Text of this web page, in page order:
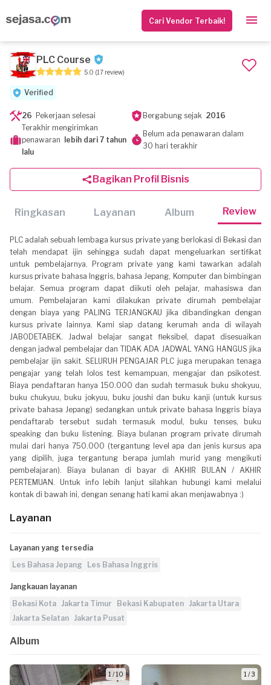
Cari Vendor Terbaik!
PLC Course
5.0 (17 review)
Verified
26 Pekerjaan selesai Bergabung sejak 2016
Terakhir mengirimkan
penawaran
lebih dari 7 tahun
lalu
Belum ada penawaran dalam
30 hari terakhir
Bagikan Profil Bisnis
Ringkasan Layanan Album Review
PLC adalah sebuah lembaga kursus private yang berlokasi di Bekasi dan
telah mendapat ijin sehingga sudah dapat mengeluarkan sertifikat
untuk pembelajarnya. Program private yang kami tawarkan adalah
kursus private bahasa Inggris, bahasa Jepang, Komputer dan bimbingan
belajar. Semua program dapat diikuti oleh pelajar, mahasiswa dan
umum. Pembelajaran kami dilakukan private dirumah pembelajar
dengan biaya yang PALING TERJANGKAU jika dibandingkan dengan
kursus private lainnya. Kami siap datang kerumah anda di wilayah
JABODETABEK. Jadwal belajar sangat fleksibel, dapat disesuaikan
dengan jadwal pembelajar dan TIDAK ADA JADWAL YANG HANGUS jika
pembelajar ijin sakit. SELURUH PENGAJAR PLC juga merupakan tenaga
pengajar yang telah lolos test kemampuan, mengajar dan psikotest.
Biaya pendaftaran hanya 150.000 dan sudah termasuk buku shokyuu,
buku chukyuu, buku jokyuu, buku joushi dan buku kanji (untuk kursus
private bahasa Jepang) sedangkan untuk private bahasa Inggris biaya
pendaftarab tersebut sudah termasuk modul, buku tenses, buku
speaking dan buku listening. Biaya bulanan program private dirumah
mulai dari hanya 750.000 (tergantung level apa dan jenis kursus apa
yang dipilih, juga tergantung berapa jumlah murid yang mengikuti
pembelajaran). Biaya bulanan di bayar di AKHIR BULAN / AKHIR
PERTEMUAN. Untuk info lebih lanjut silahkan hubungi kami melalui
kontak di bawah ini, dengan senang hati kami akan menjawabnya :)
Layanan
Layanan yang tersedia
Les Bahasa Jepang
Les Bahasa Inggris
Jangkauan layanan
Bekasi Kota Jakarta Timur Bekasi Kabupaten Jakarta Utara
Jakarta Selatan Jakarta Pusat
Album
1 / 10 1 / 3